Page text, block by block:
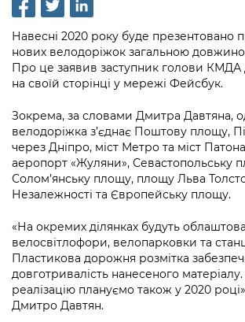
Рішення та розпорядження
Проєкти розпоряджень, що
перебувають на погодженні
Рішення Київради
Контактна інформація
Графік роботи та прийому
Вакансії
Статистика
Звернення громадян
Регуляторна діяльність
Освіта та навчальні заклади
Дороги, транспорт та парковки
Навколишнє середовище міста
Містобудування та земельні
Культура, спорт, дозвілля
Бізнес та ліцензування
Безпека та правопорядок
Ритуальні послуги
Іноземцям / For foreigners
Громадська експертиза
Громадський бюджет
Консультації з громадськістю
Громадська рада
Петиції
Відкритий бюджет
Допомога учасникам АТО
Рада з питань внутрішньо
осіб при Київській міській
адміністрації
Інформація з обмеженим
Подати запит онлайн
інших актів
Нормативна база
Питання і відповіді про публічну
інформацію
Порядок оскарження рішень, дій
бездіяльності розпорядників
Звіти про опрацювання запитів на
публічну інформацію
Медіагалерея
Підписатися на новини та анонси
КМДА / Subscribe to
from the KCSA
Порядок акредитації медіа /
Accreditation process
Подати журналістський запит /
Submitting a media request
Зйомки в лікарнях в умовах
стану / Rules for media coverage of
hospitals at work under martial law
Контакти для медіа / Contacts for
media
Портал Послуг
Навесні 2020 року буде презентовано
нових велодоріжок загальною
Про це заявив заступник голови
на своїй сторінці у мережі Фейсбук.
Зокрема, за словами Дмитра Давтяна,
велодоріжка з’єднає Поштову площу,
через Дніпро, міст Метро та міст
аеропорт «Жуляни», Севастопольську
Солом’янську площу, площу Льва
Незалежності та Європейську площу.
«На окремих ділянках будуть
велосвітлофори, велопарковки та
Пластикова дорожня розмітка
довготривалість нанесеного
реалізацію плануємо також у 2020
Дмитро Давтян.